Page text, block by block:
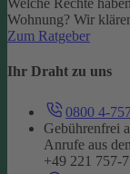
Wohnung? Wir
Zum Ratgeber
Ihr Draht zu uns
0800 4-
Gebührenfrei
Anrufe aus
+49 221 757-